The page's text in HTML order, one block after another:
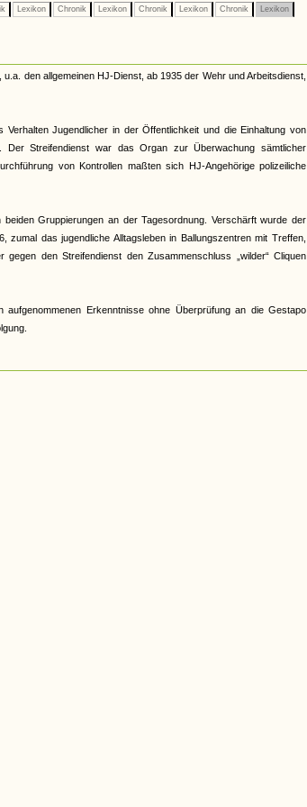
Lexikon Chronik Lexikon Chronik Lexikon Chronik Lexikon
den allgemeinen HJ-Dienst, ab 1935 der Wehr und Arbeitsdienst,
Jugendlicher in der Öffentlichkeit und die Einhaltung von
Der Streifendienst war das Organ zur Überwachung sämtlicher
von Kontrollen maßten sich HJ-Angehörige polizeiliche
Gruppierungen an der Tagesordnung. Verschärft wurde der
das jugendliche Alltagsleben in Ballungszentren mit Treffen,
den Streifendienst den Zusammenschluss „wilder“ Cliquen
Erkenntnisse ohne Überprüfung an die Gestapo